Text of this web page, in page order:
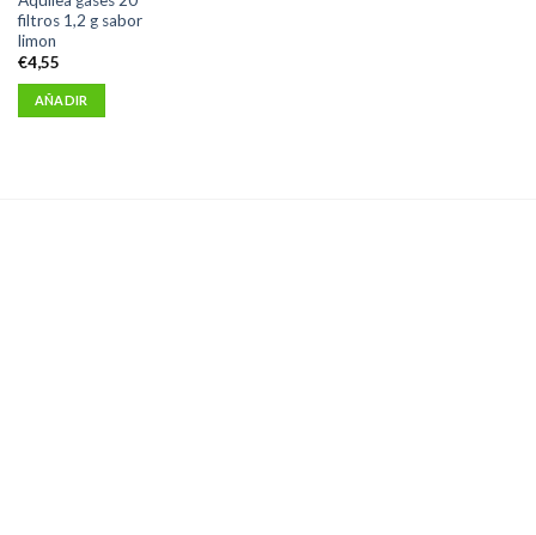
filtros 1,2 g sabor
limon
€4,55
AÑADIR